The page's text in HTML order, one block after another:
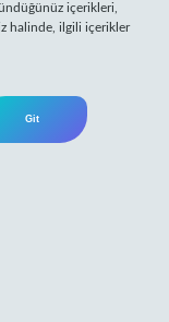
içerikleri,
halinde, ilgili içerikler